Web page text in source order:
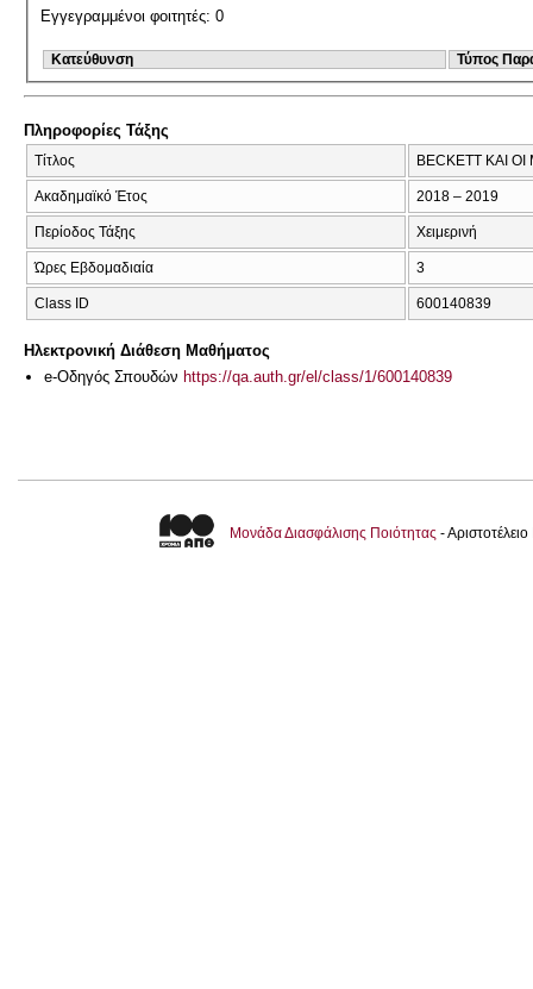
Εγγεγραμμένοι φοιτητές: 0
Κατεύθυνση Τύπος
Πληροφορίες Τάξης
Τίτλος BECKETT ΚΑΙ
Ακαδημαϊκό Έτος 2018 – 2019
Περίοδος Τάξης Χειμερινή
Ώρες Εβδομαδιαία 3
Class ID 600140839
Ηλεκτρονική Διάθεση Μαθήματος
e-Οδηγός Σπουδών https://qa.auth.gr/el/class/1/600140839
Μονάδα Διασφάλισης Ποιότητας -